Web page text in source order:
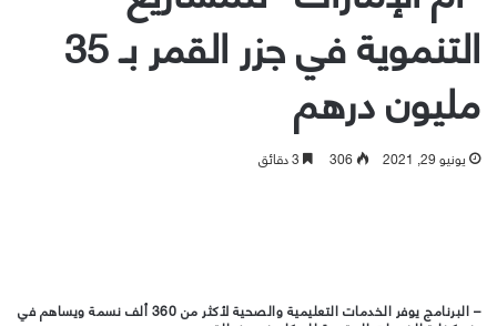
التنموية في جزر القمر بـ 35
مليون درهم
يونيو 29, 2021 306
– البرنامج يوفر الخدمات التعليمية والصحية لأكثر من 360 ألف نسمة ويساهم في